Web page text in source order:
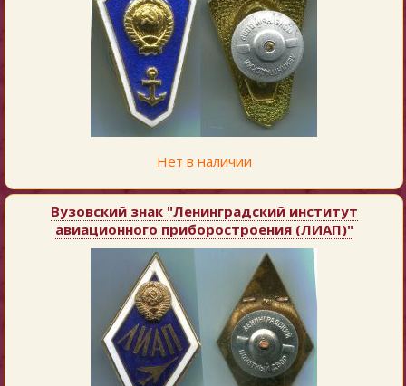
Нет в наличии
Вузовский знак "Ленинградский институт
авиационного приборостроения (ЛИАП)"